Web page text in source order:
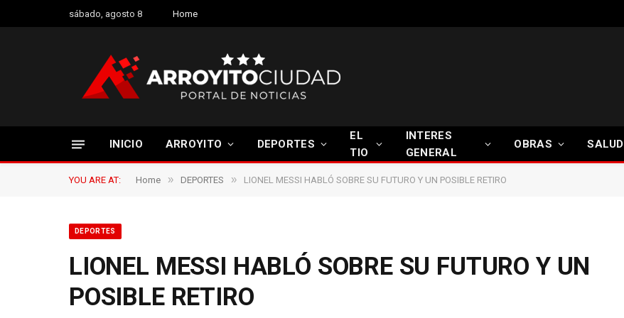
sábado, agosto 8 Home
INICIO ARROYITO DEPORTES
EL
TIO
INTERES
GENERAL
OBRAS SALUD
YOU ARE AT: Home » DEPORTES » LIONEL MESSI HABLÓ SOBRE SU FUTURO Y UN POSIBLE RETIRO
DEPORTES
LIONEL MESSI HABLÓ SOBRE SU FUTURO Y UN
POSIBLE RETIRO